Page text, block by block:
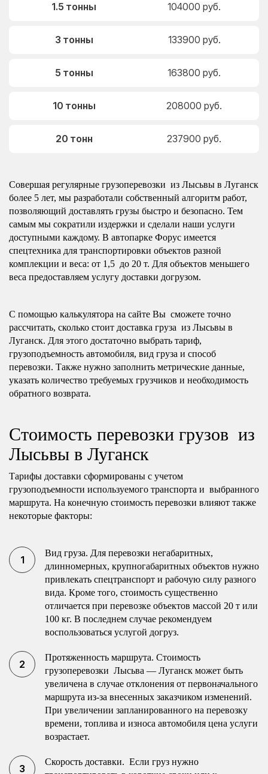
1.5 тонны 104000 руб.
3 тонны 133900 руб.
5 тонны 163800 руб.
10 тонны 208000 руб.
20 тонн 237900 руб.
Совершая регулярные грузоперевозки из Лысьвы в Луганск
более 5 лет, мы разработали собственный алгоритм работ,
позволяющий доставлять грузы быстро и безопасно. Тем
самым мы сократили издержки и сделали наши услуги
доступными каждому. В автопарке Форус имеется
спецтехника для транспортировки объектов разной
комплекции и веса: от 1,5 до 20 т. Для объектов меньшего
веса предоставляем услугу доставки догрузом.
С помощью калькулятора на сайте Вы сможете точно
рассчитать, сколько стоит доставка груза из Лысьвы в
Луганск. Для этого достаточно выбрать тариф,
грузоподъемность автомобиля, вид груза и способ
перевозки. Также нужно заполнить метрические данные,
указать количество требуемых грузчиков и необходимость
обратного возврата.
Стоимость перевозки грузов из
Лысьвы в Луганск
Тарифы доставки сформированы с учетом
грузоподъемности используемого транспорта и выбранного
маршрута. На конечную стоимость перевозки влияют также
некоторые факторы:
Вид груза. Для перевозки негабаритных,
длинномерных, крупногабаритных объектов нужно
привлекать спецтранспорт и рабочую силу разного
вида. Кроме того, стоимость существенно
отличается при перевозке объектов массой 20 т или
100 кг. В последнем случае рекомендуем
воспользоваться услугой догруз.
Протяженность маршрута. Стоимость
грузоперевозки Лысьва — Луганск может быть
увеличена в случае отклонения от первоначального
маршрута из-за внесенных заказчиком изменений.
При увеличении запланированного на перевозку
времени, топлива и износа автомобиля цена услуги
возрастает.
Скорость доставки. Если груз нужно